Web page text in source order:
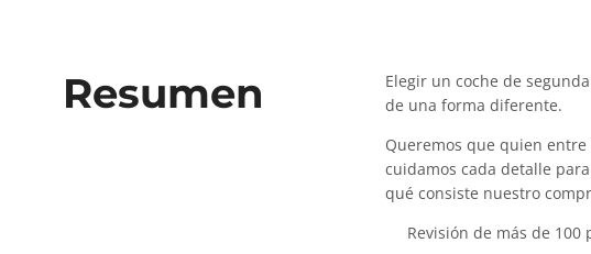
Resumen
Elegir un coche de
de una forma diferente.
Queremos que quien entre
cuidamos cada detalle
qué consiste nuestro
Revisión de más de 100